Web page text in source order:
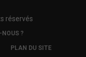
réservés
?
PLAN DU SITE